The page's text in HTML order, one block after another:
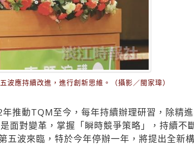
應持續改進，進行創新思維。（攝影／閩家瑋）
推動TQM至今，每年持續辦理研習，除精
面對變革，掌握「瞬時競爭策略」，持續不
波來臨，特於今年停辦一年，將提出全新構